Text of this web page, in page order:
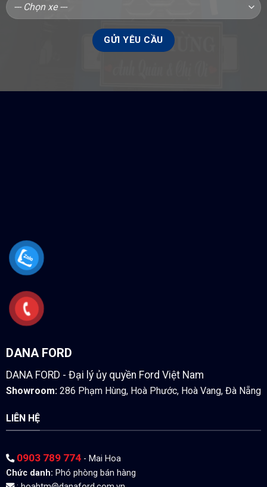
DANA FORD
DANA FORD - Đại lý ủy quyền Ford Việt Nam
Showroom: 286 Phạm Hùng, Hoà Phước, Hoà Vang, Đà Nẵng
LIÊN HỆ
0903 789 774- Mai Hoa
Chức danh: Phó phòng bán hàng